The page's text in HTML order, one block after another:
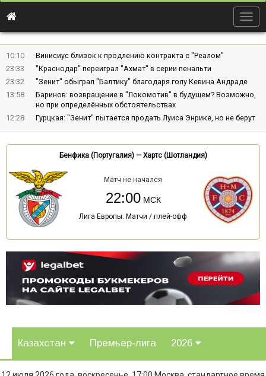
10:10
Винисиус близок к продлению контракта с "Реалом"
23:33
"Краснодар" переиграл "Ахмат" в серии пенальти
23:32
"Зенит" обыграл "Балтику" благодаря голу Кевина Андраде
13:58
Баринов: возвращение в "Локомотив" в будущем? Возможно,
но при определённых обстоятельствах
12:28
Гурцкая: "Зенит" пытается продать Луиса Энрике, но не берут
Бенфика (Португалия)— Хартс (Шотландия)
Матч не начался
22:00
Лига Европы: Матчи / плей-офф
Казахстан Премьер-лига 2026